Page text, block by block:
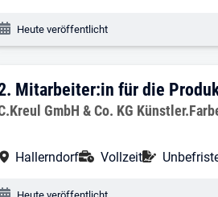
Veröffentlichungsdatum:
Heute veröffentlicht
Ergebnis:
Mitarbeiter:in für die
GmbH & Co. KG
Arbeitsort:
Hallerndorf Anstellungsart:
Vollzeit
Veröffentlichungsdatum: